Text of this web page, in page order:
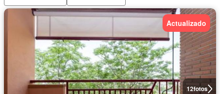
12fotos
Actualizado